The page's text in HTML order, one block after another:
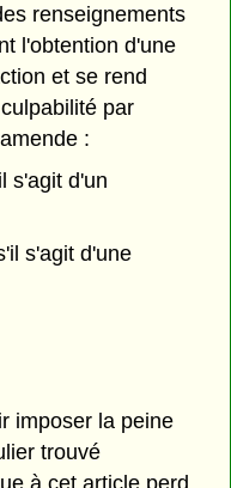
renseignements
l'obtention d'une
et se rend
par
:
s'agit d'un
s'agit d'une
imposer la peine
trouvé
à cet article perd